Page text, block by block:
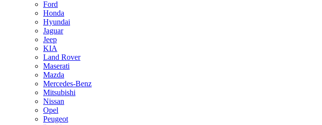
Ford
Honda
Hyundai
Jaguar
Jeep
KIA
Land Rover
Maserati
Mazda
Mercedes-Benz
Mitsubishi
Nissan
Opel
Peugeot